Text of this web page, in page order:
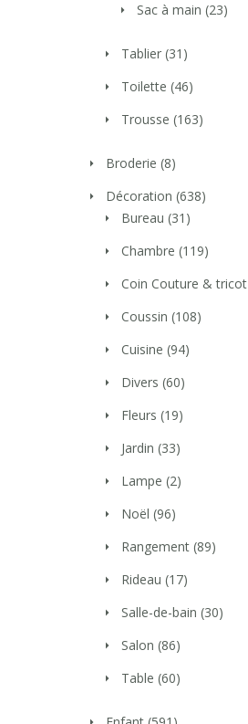
Sac à main (23)
Tablier (31)
Toilette (46)
Trousse (163)
Broderie (8)
Décoration (638)
Bureau (31)
Chambre (119)
Coin Couture & tricot
Coussin (108)
Cuisine (94)
Divers (60)
Fleurs (19)
Jardin (33)
Lampe (2)
Noël (96)
Rangement (89)
Rideau (17)
Salle-de-bain (30)
Salon (86)
Table (60)